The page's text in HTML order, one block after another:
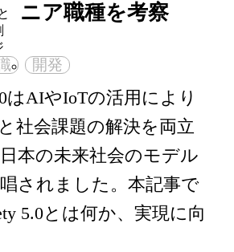
ニア職種を考察
開発
はAIやIoTの活用により
社会課題の解決を両立
本の未来社会のモデル
されました。本記事で
5.0とは何か、実現に向